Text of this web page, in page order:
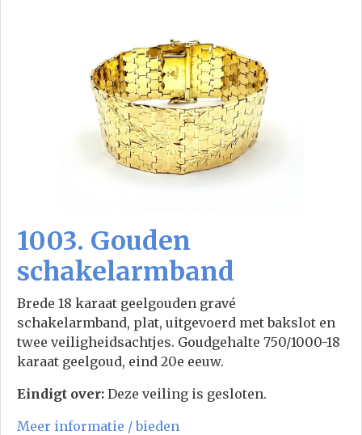
1003. Gouden
schakelarmband
Brede 18 karaat geelgouden gravé
schakelarmband, plat, uitgevoerd met bakslot en
twee veiligheidsachtjes. Goudgehalte 750/1000-18
karaat geelgoud, eind 20e eeuw.
Eindigt over: Deze veiling is gesloten.
Meer informatie / bieden